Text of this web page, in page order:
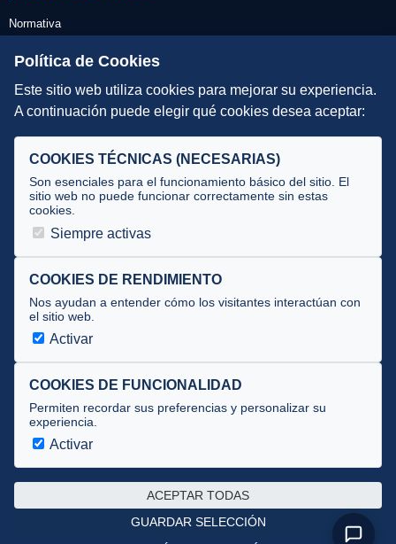
Normativa
Escuelas de Triatlón
DIRECCIÓN TÉCNICA
Selecciones
Tecnificación
JUECES Y OFICIALES
Documentos
Cursos
Circulares oficiales
Convocatorias y Equipaciones
Av. José Atarés 101, semisótano. 50018 Zaragoza
Privacidad · Cookies
Política de Cookies
Este sitio web utiliza cookies para mejorar su experiencia.
A continuación puede elegir qué cookies desea aceptar:
COOKIES TÉCNICAS (NECESARIAS)
Son esenciales para el funcionamiento básico del sitio. El
sitio web no puede funcionar correctamente sin estas
cookies.
Siempre activas
COOKIES DE RENDIMIENTO
Nos ayudan a entender cómo los visitantes interactúan con
el sitio web.
Activar
COOKIES DE FUNCIONALIDAD
Permiten recordar sus preferencias y personalizar su
experiencia.
Activar
ACEPTAR TODAS
GUARDAR SELECCIÓN